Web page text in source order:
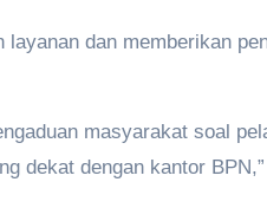
dan memberikan
masyarakat soal
dekat dengan kantor